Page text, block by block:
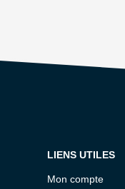
LIENS UTILES
Mon compte